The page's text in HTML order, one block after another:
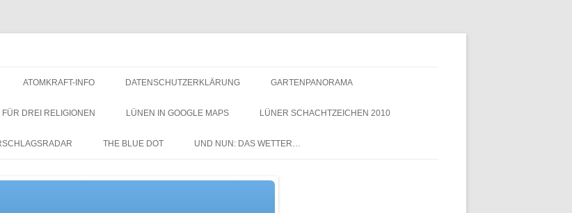
ATOMKRAFT-INFO DATENSCHUTZERKLÄRUNG GARTENPANORAMA
DREI RELIGIONEN LÜNEN IN GOOGLE MAPS LÜNER SCHACHTZEICHEN 2010
NACHTZEICHEN-
THE BLUE DOT UND NUN: DAS WETTER…